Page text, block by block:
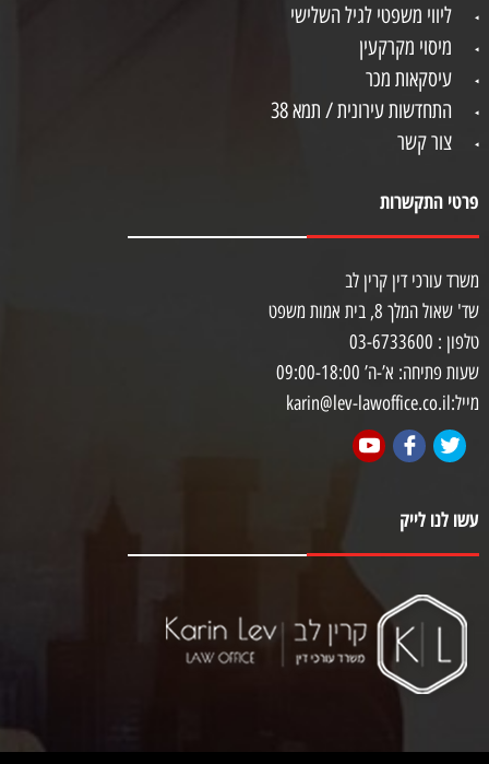
ליווי משפטי לגיל השלישי
מיסוי מקרקעין
עיסקאות מכר
התחדשות עירונית / תמא 38
צור קשר
פרטי התקשרות
משרד עורכי דין קרין לב
שד' שאול המלך 8, בית אמות משפט
טלפון : 03-6733600
שעות פתיחה: א’-ה’ 09:00-18:00
מייל:karin@lev-lawoffice.co.il
עשו לנו לייק